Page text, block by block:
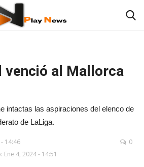
venció al Mallorca
intactas las aspiraciones del elenco de
de LaLiga.
14:46
4, 2024 - 14:51
0